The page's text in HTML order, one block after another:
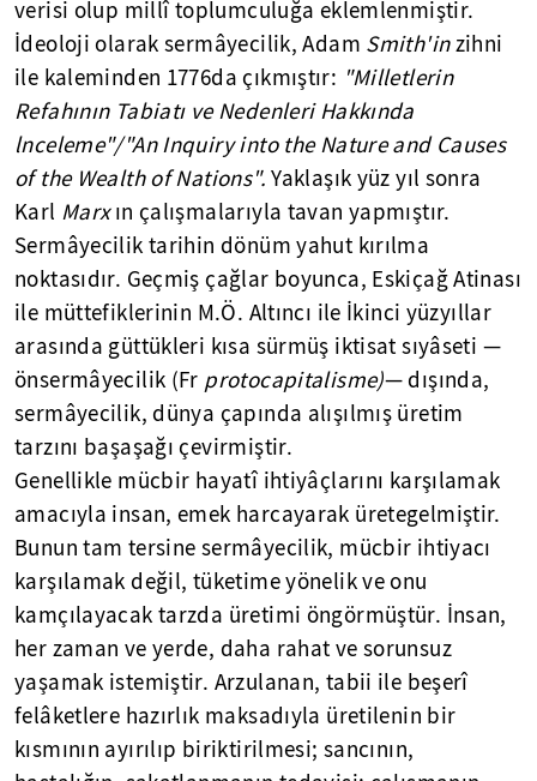
verisi olup millî toplumculuğa eklemlenmiştir.
İdeoloji olarak sermâyecilik, Adam Smith'inzihni
ile kaleminden 1776da çıkmıştır: "Milletlerin
Refahının Tabiatı ve Nedenleri Hakkında
lnceleme"/"An Inquiry into the Nature and Causes
of the Wealth of Nations". Yaklaşık yüz yıl sonra
Karl Marxın çalışmalarıyla tavan yapmıştır.
Sermâyecilik tarihin dönüm yahut kırılma
noktasıdır. Geçmiş çağlar boyunca, Eskiçağ Atinası
ile müttefiklerinin M.Ö. Altıncı ile İkinci yüzyıllar
arasında güttükleri kısa sürmüş iktisat sıyâseti —
önsermâyecilik (Fr protocapitalisme)— dışında,
sermâyecilik, dünya çapında alışılmış üretim
tarzını başaşağı çevirmiştir.
Genellikle mücbir hayatî ihtiyâçlarını karşılamak
amacıyla insan, emek harcayarak üretegelmiştir.
Bunun tam tersine sermâyecilik, mücbir ihtiyacı
karşılamak değil, tüketime yönelik ve onu
kamçılayacak tarzda üretimi öngörmüştür. İnsan,
her zaman ve yerde, daha rahat ve sorunsuz
yaşamak istemiştir. Arzulanan, tabii ile beşerî
felâketlere hazırlık maksadıyla üretilenin bir
kısmının ayırılıp biriktirilmesi; sancının,